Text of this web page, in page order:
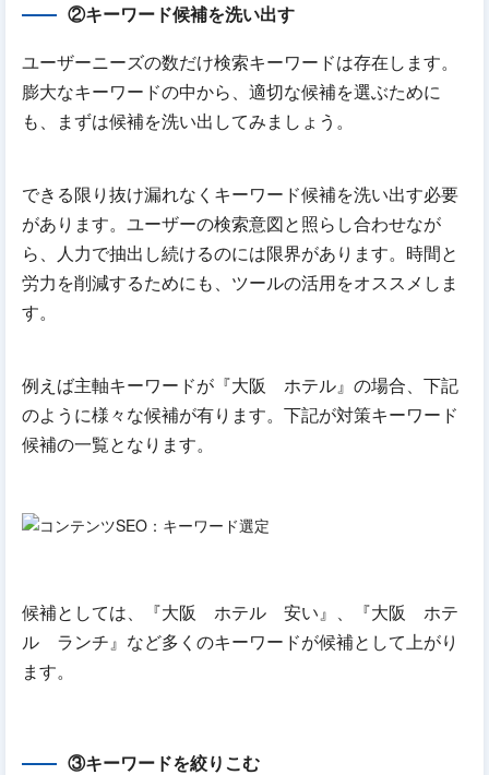
②キーワード候補を洗い出す
ユーザーニーズの数だけ検索キーワードは存在します。
膨大なキーワードの中から、適切な候補を選ぶために
も、まずは候補を洗い出してみましょう。
できる限り抜け漏れなくキーワード候補を洗い出す必要
があります。ユーザーの検索意図と照らし合わせなが
ら、人力で抽出し続けるのには限界があります。時間と
労力を削減するためにも、ツールの活用をオススメしま
す。
例えば主軸キーワードが『大阪 ホテル』の場合、下記
のように様々な候補が有ります。下記が対策キーワード
候補の一覧となります。
候補としては、『大阪 ホテル 安い』、『大阪 ホテ
ル ランチ』など多くのキーワードが候補として上がり
ます。
③キーワードを絞りこむ